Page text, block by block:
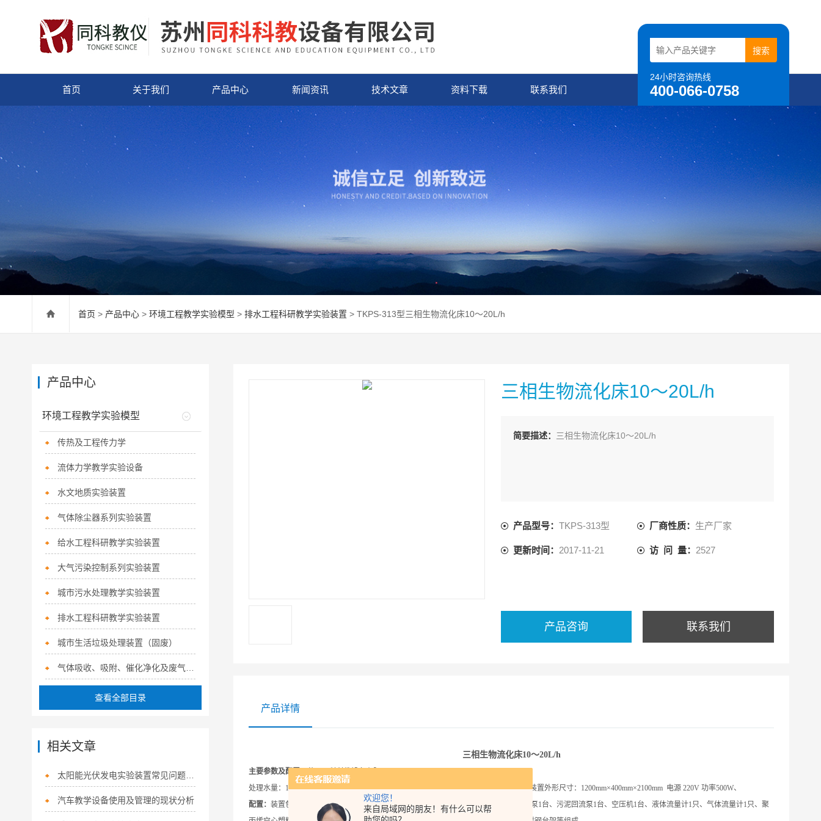
欢迎您！
来自局域网的朋友！有什么可以帮
24小时咨询热线
400-066-0758
首页 关于我们 产品中心 新闻资讯 技术文章 资料下载 联系我们
首页 > 产品中心 > 环境工程教学实验模型 > 排水工程科研教学实验装置 > TKPS-313型三相生物流化床10～20L/h
三相生物流化床10～20L/h
简要描述： 三相生物流化床10～20L/h
产品型号： TKPS-313型 厂商性质： 生产厂家
更新时间： 2017-11-21 访 问 量： 2527
产品咨询 联系我们
产品详情
三相生物流化床10～20L/h
主要参数及配置：
处理水量：10～20L/h、床内污水停留时间：4～8h、沉淀池污水停留时间：1.85～3.7h、装置外形尺寸：1200mm×400mm×2100mm 电源 220V 功率500W、
配置： 装置包括三相生物流化床（内有导流管）1套，竖流式沉淀池1套、配水箱1只、水泵1台、污泥回流泵1台、空压机1台、液体流量计1只、气体流量计1只、聚
产品中心
环境工程教学实验模型
传热及工程传力学
流体力学教学实验设备
水文地质实验装置
气体除尘器系列实验装置
给水工程科研教学实验装置
大气污染控制系列实验装置
城市污水处理教学实验装置
排水工程科研教学实验装置
城市生活垃圾处理装置（固废）
查看全部目录
相关文章
太阳能光伏发电实验装置常见问题排查
汽车教学设备使用及管理的现状分析